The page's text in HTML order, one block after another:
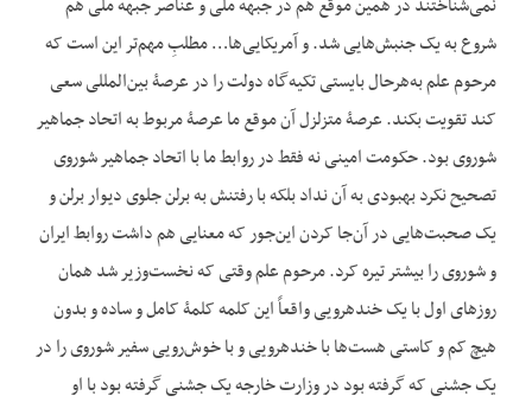
شروع به یک جنبش‌هایی شد. و آمریکایی‌ها… مطلبِ مهم‌تر این است که
مرحوم علم به‌هرحال بایستی تکیه‌گاه دولت را در عرصۀ بین‌المللی سعی
کند تقویت بکند. عرصۀ متزلزل آن موقع ما عرصۀ مربوط به اتحاد جماهیر
شوروی بود. حکومت امینی نه فقط در روابط ما با اتحاد جماهیر شوروی
تصحیح نکرد بهبودی به آن نداد بلکه با رفتنش به برلن جلوی دیوار برلن و
یک صحبت‌هایی در آن‌جا کردن این‌جور که معنایی هم داشت روابط ایران
و شوروی را بیشتر تیره کرد. مرحوم علم وقتی که نخست‌وزیر شد همان
روزهای اول با یک خنده‏رویی واقعاً این کلمه کلمۀ کامل و ساده و بدون
هیچ کم و کاستی هست‌ها با خنده‏رویی و با خوش‌رویی سفیر شوروی را در
یک جشنی که گرفته بود در وزارت خارجه یک جشنی گرفته بود با او